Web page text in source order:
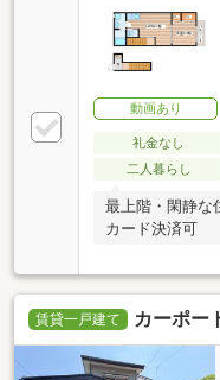
動画あり
礼金なし
二人暮らし
最上階・閑静な
カード決済可
賃貸一戸建て カーポー